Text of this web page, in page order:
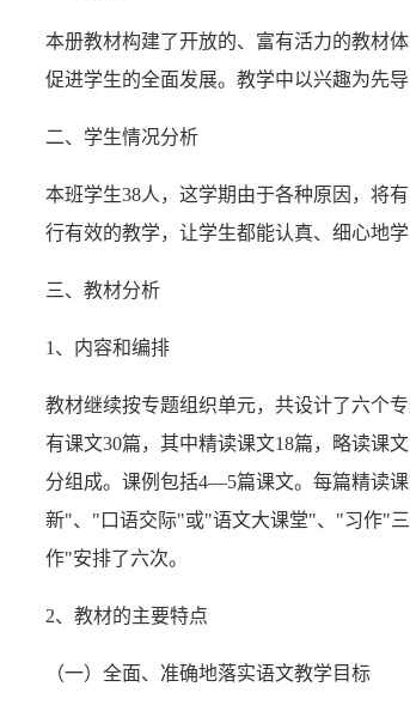
本册教材构建了开放的、富有活力的教材
促进学生的全面发展。教学中以兴趣为先
二、学生情况分析
本班学生38人，这学期由于各种原因，将
行有效的教学，让学生都能认真、细心地学
三、教材分析
1、内容和编排
教材继续按专题组织单元，共设计了六个
有课文30篇，其中精读课文18篇，略读课
分组成。课例包括4—5篇课文。每篇精读
新"、"口语交际"或"语文大课堂"、"习作"
作"安排了六次。
2、教材的主要特点
（一）全面、准确地落实语文教学目标